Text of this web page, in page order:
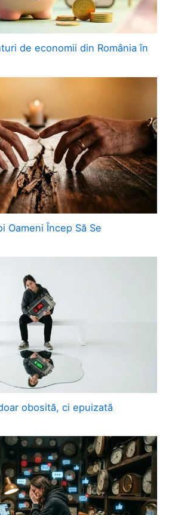
de economii din România în
Oameni Încep Să Se
obosită, ci epuizată